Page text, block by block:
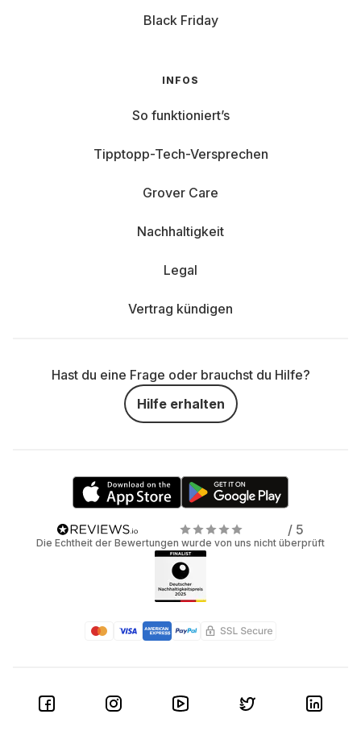
Black Friday
INFOS
So funktioniert’s
Tipptopp-Tech-Versprechen
Grover Care
Nachhaltigkeit
Legal
Vertrag kündigen
Hast du eine Frage oder brauchst du Hilfe?
Hilfe erhalten
/ 5
Die Echtheit der Bewertungen wurde von uns nicht überprüft